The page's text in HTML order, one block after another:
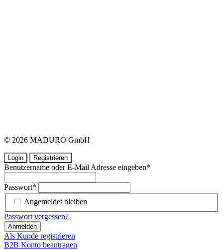
© 2026 MADURO GmbH
Login Registrieren
Benutzername oder E-Mail Adresse eingeben*
Passwort*
Angemeldet bleiben
Passwort vergessen?
Anmelden
Als Kunde registrieren
B2B Konto beantragen